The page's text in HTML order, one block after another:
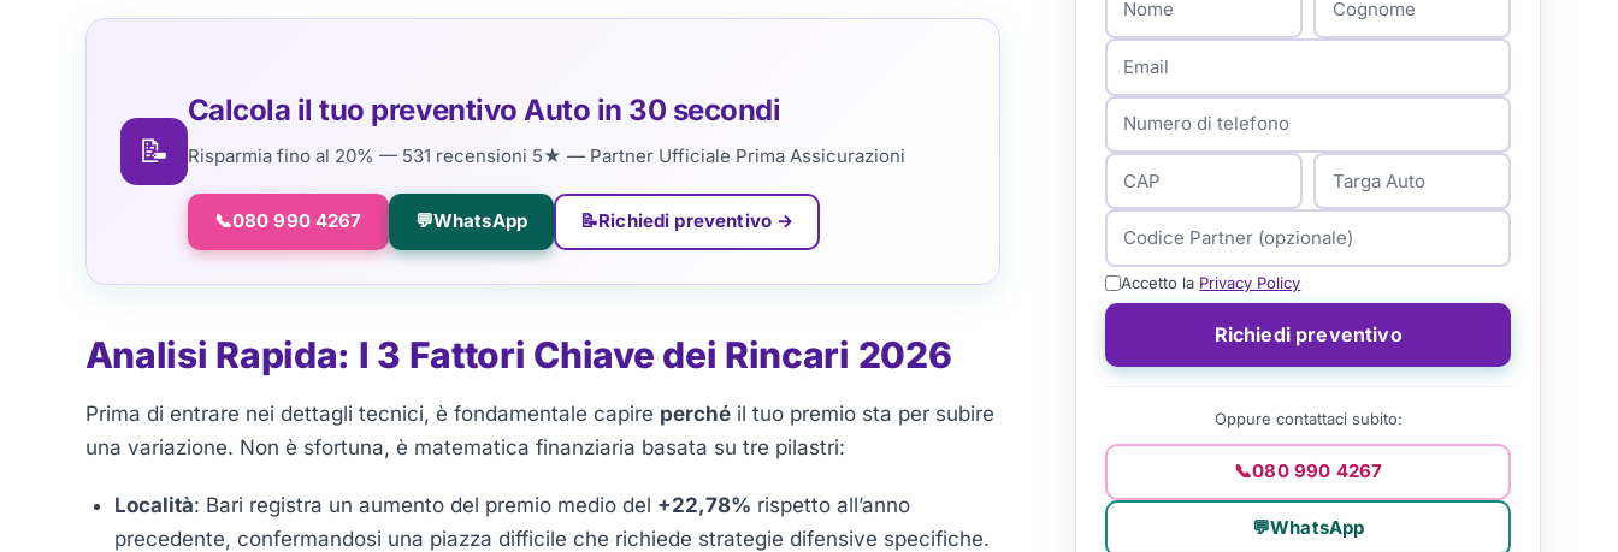
📝
Calcola il tuo preventivo Auto in 30 secondi
Risparmia fino al 20% — 531 recensioni 5★ — Partner Ufficiale Prima Assicurazioni
📞080 990 4267 💬WhatsApp 📝Richiedi preventivo →
Analisi Rapida: I 3 Fattori Chiave dei Rincari 2026
Prima di entrare nei dettagli tecnici, è fondamentale capire perchéil tuo premio sta per subire
una variazione. Non è sfortuna, è matematica finanziaria basata su tre pilastri:
Località: Bari registra un aumento del premio medio del +22,78% rispetto all’anno
precedente, confermandosi una piazza difficile che richiede strategie difensive specifiche.
Accetto la Privacy Policy
Richiedi preventivo
Oppure contattaci subito:
📞080 990 4267
💬WhatsApp